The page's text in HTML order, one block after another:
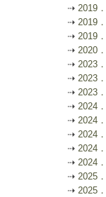
⇢ 2019
⇢ 2019
⇢ 2019
⇢ 2020
⇢ 2023
⇢ 2023
⇢ 2023
⇢ 2024
⇢ 2024
⇢ 2024
⇢ 2024
⇢ 2024
⇢ 2025
⇢ 2025